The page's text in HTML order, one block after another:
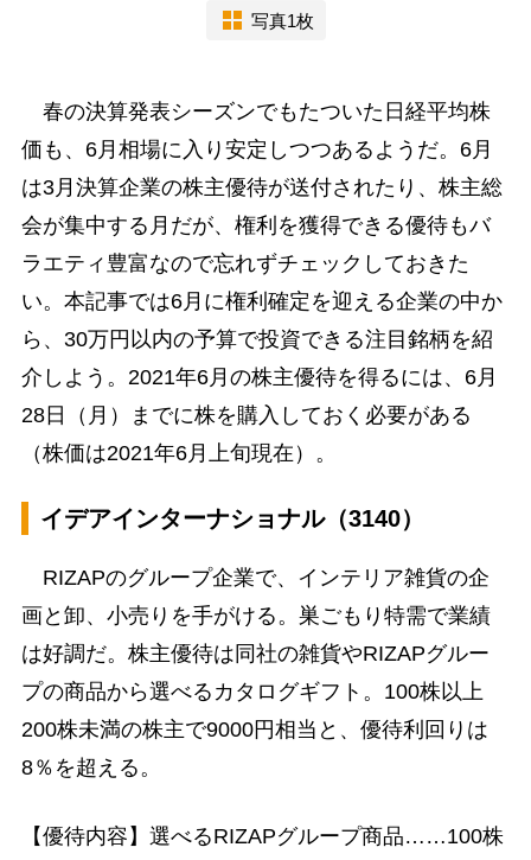
写真1枚
春の決算発表シーズンでもたついた日経平均株
価も、6月相場に入り安定しつつあるようだ。6月
は3月決算企業の株主優待が送付されたり、株主総
会が集中する月だが、権利を獲得できる優待もバ
ラエティ豊富なので忘れずチェックしておきた
い。本記事では6月に権利確定を迎える企業の中か
ら、30万円以内の予算で投資できる注目銘柄を紹
介しよう。2021年6月の株主優待を得るには、6月
28日（月）までに株を購入しておく必要がある
（株価は2021年6月上旬現在）。
イデアインターナショナル（3140）
RIZAPのグループ企業で、インテリア雑貨の企
画と卸、小売りを手がける。巣ごもり特需で業績
は好調だ。株主優待は同社の雑貨やRIZAPグルー
プの商品から選べるカタログギフト。100株以上
200株未満の株主で9000円相当と、優待利回りは
8％を超える。
【優待内容】選べるRIZAPグループ商品……100株